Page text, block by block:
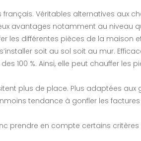
Véritables alternatives aux
avantages notamment au niveau
les différentes pièces de la maison
soit au sol soit au mur.
100 %. Ainsi, elle peut chauffer les
plus de place. Plus adaptées aux
tendance à gonfler les
prendre en compte certains